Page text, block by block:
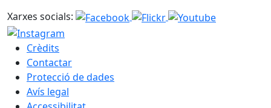
Xarxes socials:
Crèdits
Contactar
Protecció de dades
Avís legal